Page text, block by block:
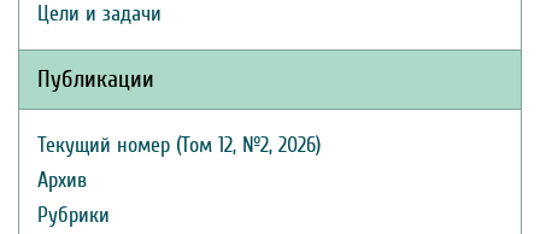
Цели и задачи
Публикации
Текущий номер (Том 12, №2, 2026)
Архив
Рубрики